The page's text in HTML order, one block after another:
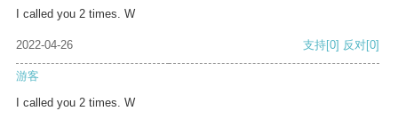
I called you 2 times. W
2022-04-26 支持[0] 反对[0]
游客
I called you 2 times. W